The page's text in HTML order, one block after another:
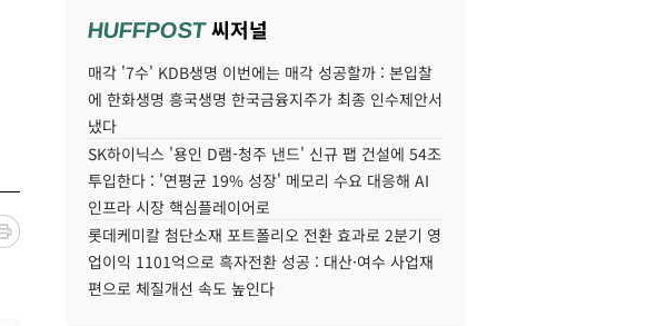
HUFFPOST씨저널
매각 '7수' KDB생명 이번에는 매각 성공할까 : 본입찰
에 한화생명 흥국생명 한국금융지주가 최종 인수제안서
냈다
SK하이닉스 '용인 D램-청주 낸드' 신규 팹 건설에 54조
투입한다 : '연평균 19% 성장' 메모리 수요 대응해 AI
인프라 시장 핵심플레이어로
롯데케미칼 첨단소재 포트폴리오 전환 효과로 2분기 영
업이익 1101억으로 흑자전환 성공 : 대산·여수 사업재
편으로 체질개선 속도 높인다